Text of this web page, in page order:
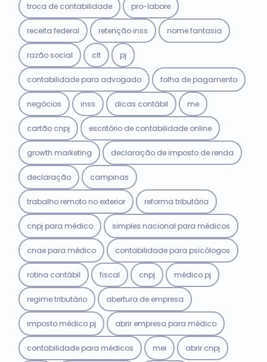
troca de contabilidade pro-labore
receita federal retenção inss nome fantasia
razão social clt pj
contabilidade para advogado folha de pagamento
negócios inss dicas contábil me
cartão cnpj escritório de contabilidade online
growth marketing declaração de imposto de renda
declaração campinas
trabalho remoto no exterior reforma tributária
cnpj para médico simples nacional para médicos
cnae para médico contabilidade para psicólogos
rotina contábil fiscal cnpj médico pj
regime tributário abertura de empresa
imposto médico pj abrir empresa para médico
contabilidade para médicos mei abrir cnpj